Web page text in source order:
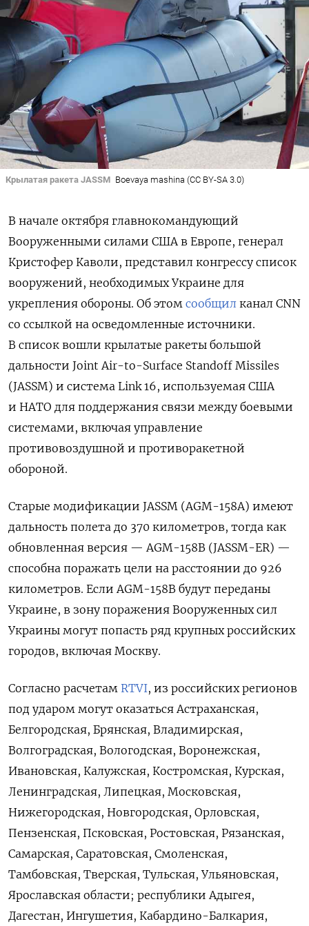
Крылатая ракета JASSM Boevaya mashina (CC BY-SA 3.0)
В начале октября главнокомандующий
Вооруженными силами США в Европе, генерал
Кристофер Каволи, представил конгрессу список
вооружений, необходимых Украине для
укрепления обороны. Об этом сообщил канал CNN
со ссылкой на осведомленные источники.
В список вошли крылатые ракеты большой
дальности Joint Air-to-Surface Standoff Missiles
(JASSM) и система Link 16, используемая США
и НАТО для поддержания связи между боевыми
системами, включая управление
противовоздушной и противоракетной
обороной.
Старые модификации JASSM (AGM-158A) имеют
дальность полета до 370 километров, тогда как
обновленная версия — AGM-158B (JASSM-ER) —
способна поражать цели на расстоянии до 926
километров. ЕслиAGM-158B будут переданы
Украине, в зону поражения Вооруженных сил
Украины могут попасть ряд крупных российских
городов, включая Москву.
Согласно расчетам RTVI, из российских регионов
под ударом могут оказатьсяАстраханская,
Белгородская, Брянская, Владимирская,
Волгоградская, Вологодская, Воронежская,
Ивановская, Калужская, Костромская, Курская,
Ленинградская, Липецкая, Московская,
Нижегородская, Новгородская, Орловская,
Пензенская, Псковская, Ростовская, Рязанская,
Самарская, Саратовская, Смоленская,
Тамбовская, Тверская, Тульская, Ульяновская,
Ярославская области; республики Адыгея,
Дагестан, Ингушетия, Кабардино-Балкария,